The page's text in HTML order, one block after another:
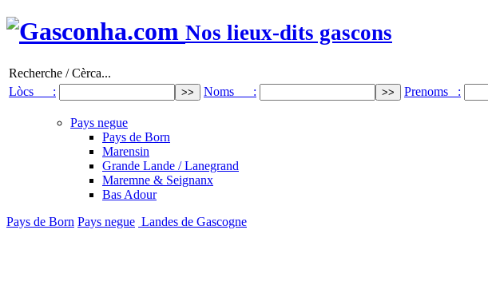
Nos lieux-dits gascons
Recherche / Cèrca...
Lòcs :
Noms : Prenoms :
Pays negue
Pays de Born
Marensin
Grande Lande / Lanegrand
Maremne & Seignanx
Bas Adour
Pays de Born Pays negue Landes de Gascogne